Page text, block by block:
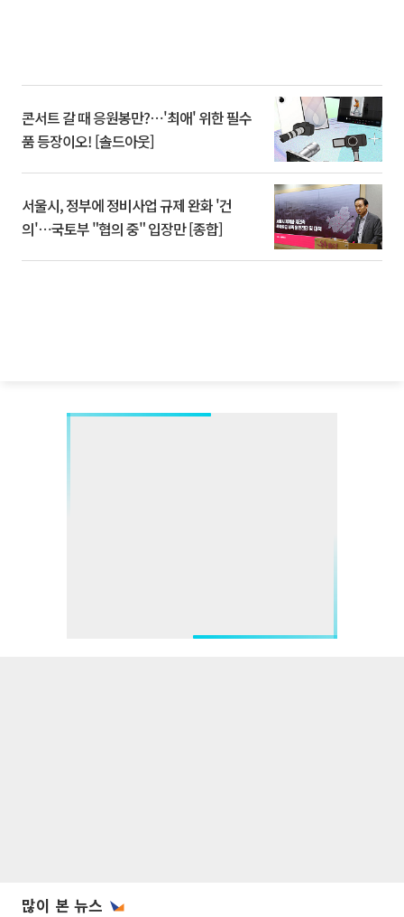
콘서트 갈 때 응원봉만?⋯'최애' 위한 필수
품 등장이오! [솔드아웃]
서울시, 정부에 정비사업 규제 완화 '건
의'⋯국토부 "협의 중" 입장만 [종합]
많이 본 뉴스